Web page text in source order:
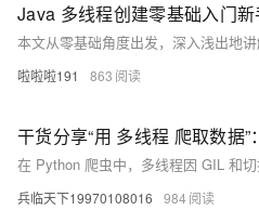
啦啦啦191 863
兵临天下19970108016 984